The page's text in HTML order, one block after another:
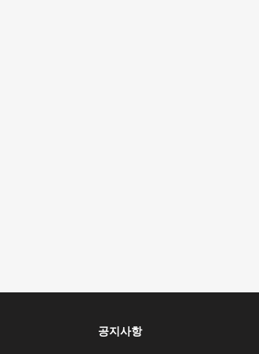
공지사항